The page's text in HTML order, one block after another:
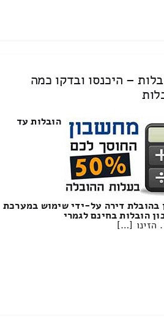
– היכנסו ובדקו כמה
הובלות עד
בהובלת דירה על-ידי שימוש במערכת
הובלות בחינם לגמרי
הזינו […]